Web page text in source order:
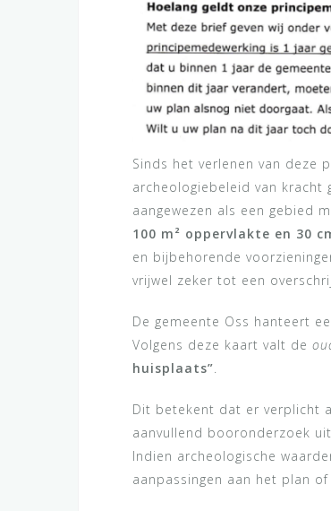
Sinds het verlenen van deze
archeologiebeleid van
aangewezen als een gebied
100 m² oppervlakte en 30
en bijbehorende
vrijwel zeker tot een
De gemeente Oss hanteert
Volgens deze kaart valt de
huisplaats”.
Dit betekent dat er verplicht
aanvullend booronderzoek
Indien archeologische
aanpassingen aan het plan